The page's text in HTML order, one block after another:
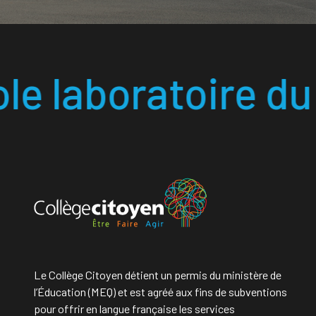
du 21esiècle
Le Collège Citoyen détient un permis du ministère de
l’Éducation (MEQ) et est agréé aux fins de subventions
pour offrir en langue française les services